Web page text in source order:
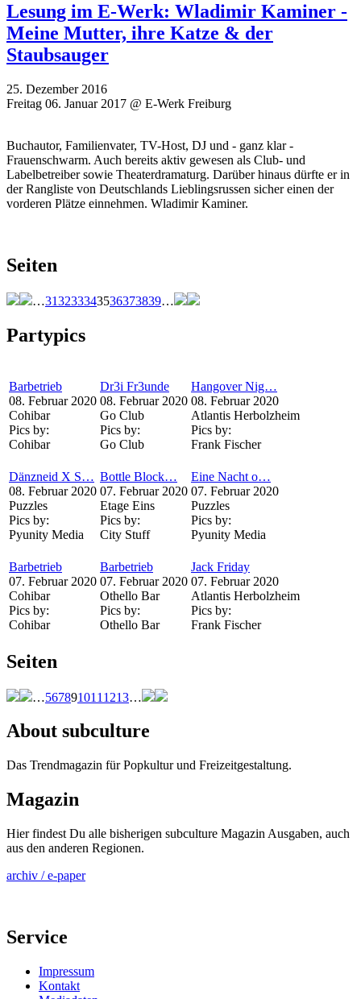
Lesung im E-Werk: Wladimir Kaminer -
Meine Mutter, ihre Katze & der
Staubsauger
25. Dezember 2016
Freitag 06. Januar 2017 @ E-Werk Freiburg
Buchautor, Familienvater, TV-Host, DJ und - ganz klar -
Frauenschwarm. Auch bereits aktiv gewesen als Club- und
Labelbetreiber sowie Theaterdramaturg. Darüber hinaus dürfte er in
der Rangliste von Deutschlands Lieblingsrussen sicher einen der
vorderen Plätze einnehmen. Wladimir Kaminer.
Seiten
…313233343536373839…
Partypics
Barbetrieb
08. Februar 2020
Cohibar
Pics by:
Cohibar
Dr3i Fr3unde
08. Februar 2020
Go Club
Pics by:
Go Club
Hangover Nig…
08. Februar 2020
Atlantis Herbolzheim
Pics by:
Frank Fischer
Dänzneid X S…
08. Februar 2020
Puzzles
Pics by:
Pyunity Media
Bottle Block…
07. Februar 2020
Etage Eins
Pics by:
City Stuff
Eine Nacht o…
07. Februar 2020
Puzzles
Pics by:
Pyunity Media
Barbetrieb
07. Februar 2020
Cohibar
Pics by:
Cohibar
Barbetrieb
07. Februar 2020
Othello Bar
Pics by:
Othello Bar
Jack Friday
07. Februar 2020
Atlantis Herbolzheim
Pics by:
Frank Fischer
Seiten
…567891011 1213…
About subculture
Das Trendmagazin für Popkultur und Freizeitgestaltung.
Magazin
Hier findest Du alle bisherigen subculture Magazin Ausgaben, auch
aus den anderen Regionen.
archiv / e-paper
Service
Impressum
Kontakt